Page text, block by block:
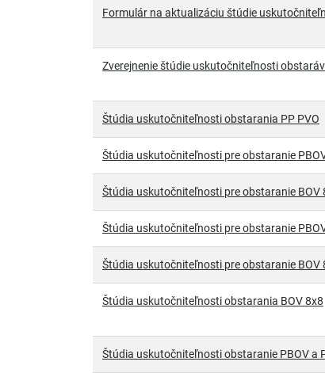
Formulár na aktualizáciu štúdie
Zverejnenie štúdie uskutočniteľnosti
Štúdia uskutočniteľnosti obstarania PP PVO
Štúdia uskutočniteľnosti pre obstaranie
Štúdia uskutočniteľnosti pre obstaranie BOV
Štúdia uskutočniteľnosti pre obstaranie
Štúdia uskutočniteľnosti pre obstaranie BOV
Štúdia uskutočniteľnosti obstarania BOV 8x8
Štúdia uskutočniteľnosti obstaranie PBOV a